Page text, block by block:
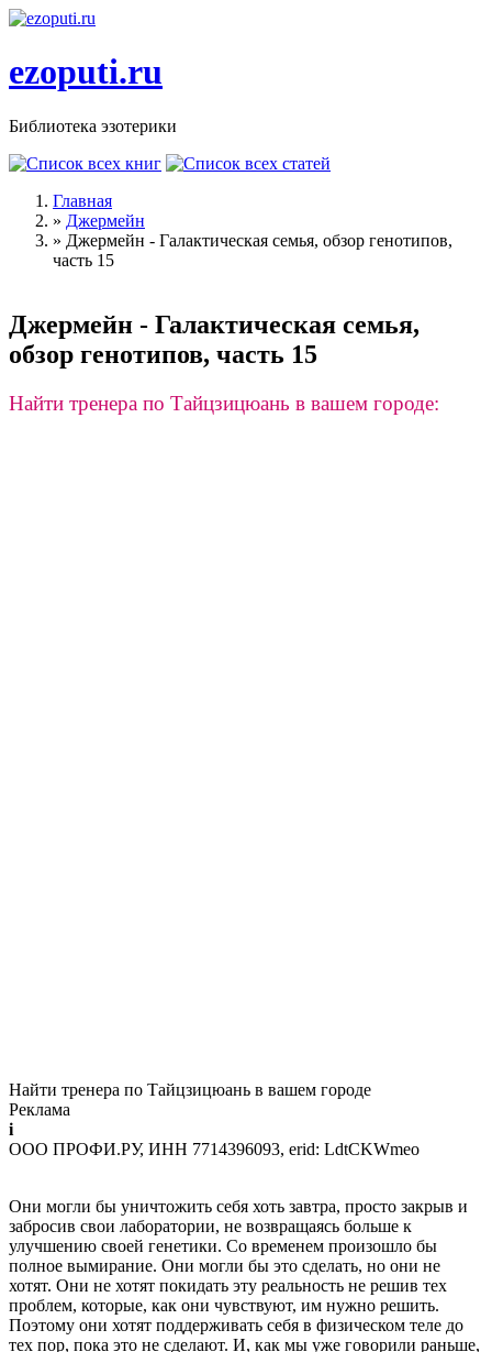
Перейти к основному содержанию
ezoputi.ru
Библиотека эзотерики
Вы здесь
Главная
» Джермейн
» Джермейн - Галактическая семья, обзор генотипов,
часть 15
Джермейн - Галактическая семья,
обзор генотипов, часть 15
Найти тренера по Тайцзицюань в вашем городе:
Найти тренера по Тайцзицюань в вашем городе
Реклама
i
ООО ПРОФИ.РУ, ИНН 7714396093, erid: LdtCKWmeo
Они могли бы уничтожить себя хоть завтра, просто закрыв и
забросив свои лаборатории, не возвращаясь больше к
улучшению своей генетики. Со временем произошло бы
полное вымирание. Они могли бы это сделать, но они не
хотят. Они не хотят покидать эту реальность не решив тех
проблем, которые, как они чувствуют, им нужно решить.
Поэтому они хотят поддерживать себя в физическом теле до
тех пор, пока это не сделают. И, как мы уже говорили раньше,